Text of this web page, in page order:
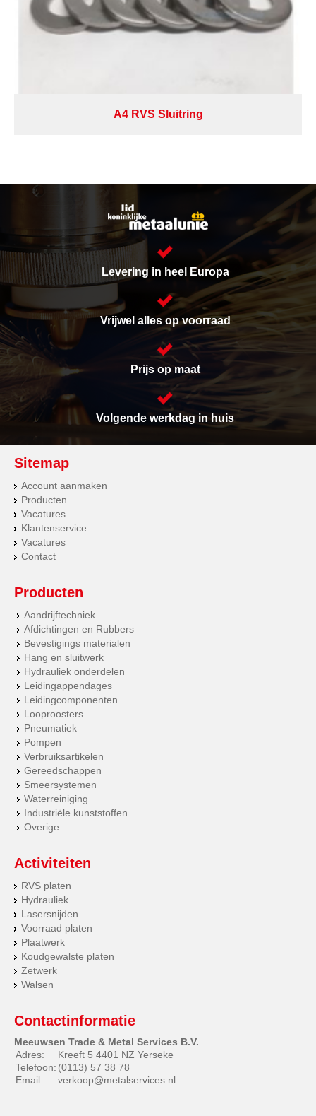
A4 RVS Sluitring
Levering in heel Europa
Vrijwel alles op voorraad
Prijs op maat
Volgende werkdag in huis
Sitemap
Account aanmaken
Producten
Vacatures
Klantenservice
Vacatures
Contact
Producten
Aandrijftechniek
Afdichtingen en Rubbers
Bevestigings materialen
Hang en sluitwerk
Hydrauliek onderdelen
Leidingappendages
Leidingcomponenten
Looproosters
Pneumatiek
Pompen
Verbruiksartikelen
Gereedschappen
Smeersystemen
Waterreiniging
Industriële kunststoffen
Overige
Activiteiten
RVS platen
Hydrauliek
Lasersnijden
Voorraad platen
Plaatwerk
Koudgewalste platen
Zetwerk
Walsen
Contactinformatie
Meeuwsen Trade & Metal Services B.V.
Adres:
Kreeft 5 4401 NZ Yerseke
Telefoon: (0113) 57 38 78
Email:
verkoop@metalservices.nl